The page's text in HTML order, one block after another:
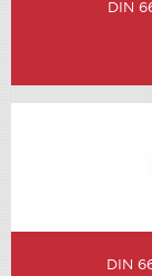
DIN
DIN